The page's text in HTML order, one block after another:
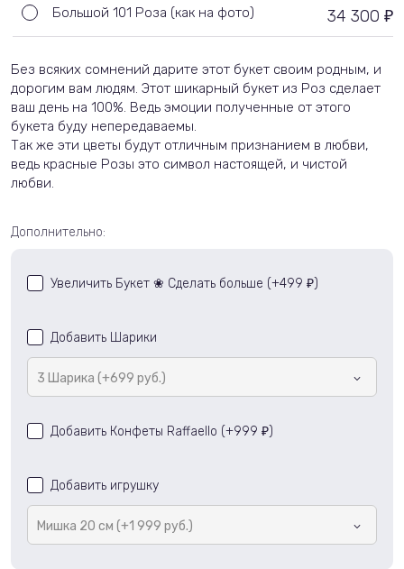
Большой 101 Роза (как на фото) 34 300 ₽
Без всяких сомнений дарите этот букет своим родным, и
дорогим вам людям. Этот шикарный букет из Роз сделает
ваш день на 100%. Ведь эмоции полученные от этого
букета буду непередаваемы.
Так же эти цветы будут отличным признанием в любви,
ведь красные Розы это символ настоящей, и чистой
любви.
Дополнительно:
Увеличить Букет ❀ Сделать больше (+499 ₽ )
Добавить Шарики
3 Шарика (+699 руб.)
Добавить Конфеты Raffaello (+999 ₽ )
Добавить игрушку
Мишка 20 см (+1 999 руб.)